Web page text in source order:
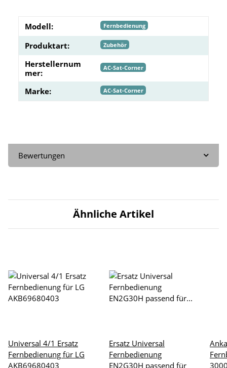
Modell: Fernbedienung
Produktart: Zubehör
Herstellernum
mer:
AC-Sat-Corner
Marke: AC-Sat-Corner
Bewertungen
Ähnliche Artikel
Universal 4/1 Ersatz
Fernbedienung für LG
AKB69680403
Ersatz Universal
Fernbedienung
EN2G30H passend für